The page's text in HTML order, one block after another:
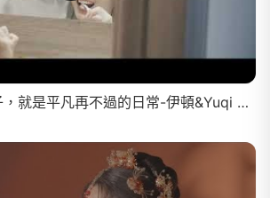
愛情最美好的樣子，就是平凡再不過的日常-伊頓&Yuqi & Bity｜愛愛每一天#微電影